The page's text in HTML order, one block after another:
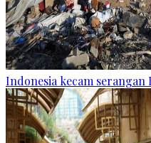
Indonesia kecam